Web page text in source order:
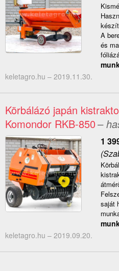
A
és
keletagro.hu – 2019.11.30.
Körbálázó japán
Komondor RKB-850–
1
saját
keletagro.hu – 2019.09.20.